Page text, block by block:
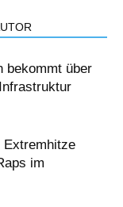
bekommt über
Extremhitze
im